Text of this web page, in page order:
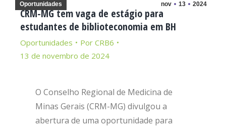
nov 13 2024
Oportunidades
CRM-MG tem vaga de estágio para
estudantes de biblioteconomia em BH
Oportunidades Por CRB6
13 de novembro de 2024
O Conselho Regional de Medicina de
Minas Gerais (CRM-MG) divulgou a
abertura de uma oportunidade para